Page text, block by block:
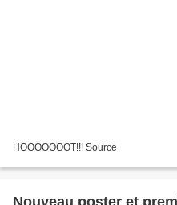
HOOOOOOOT!!! Source